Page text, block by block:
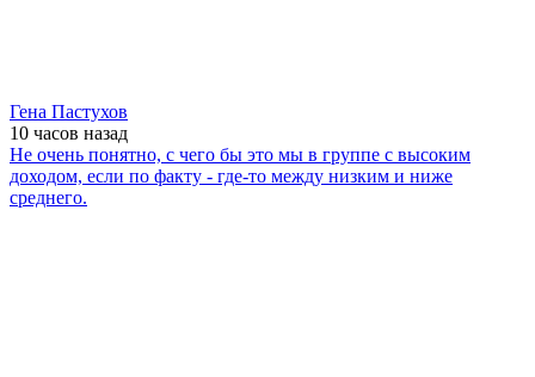
Гена Пастухов
10 часов назад
Не очень понятно, с чего бы это мы в группе с высоким
доходом, если по факту - где-то между низким и ниже
среднего.